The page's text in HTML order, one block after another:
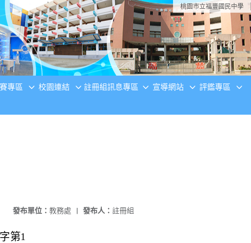
桃園市立福豐國民中學
專區 校園連結 註冊組訊息專區 宣導網站 評鑑專區
發布人： 註冊組
發布單位： 教務處 |
第1